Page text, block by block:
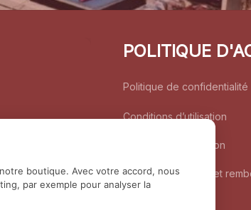
POLITIQUE
Politique de confidentialité
Conditions d’utilisation
Politique d’expédition
Politique de retour et
boutique. Avec votre accord, nous
par exemple pour analyser la